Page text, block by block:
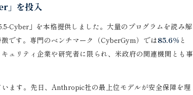
」を投入
Cyber」を本格提供しました。大量のプログラムを読み解
です。専門のベンチマーク（CyberGym）では85.6% と
ュリティ企業や研究者に限られ、米政府の関連機関とも事
ます。先日、Anthropic社の最上位モデルが安全保障を理